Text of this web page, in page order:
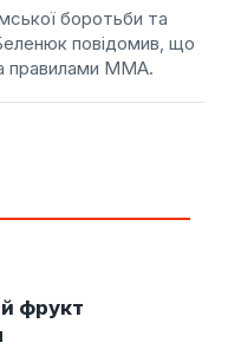
фрукт
боротьби та
повідомив, що
правилами ММА.